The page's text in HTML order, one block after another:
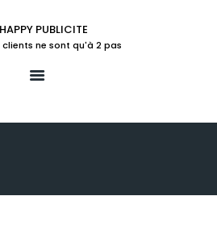
ne sont qu'à 2 pas
FORTS